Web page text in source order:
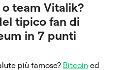
team Vitalik?
tipico fan di
in 7 punti
più famose? Bitcoin ed